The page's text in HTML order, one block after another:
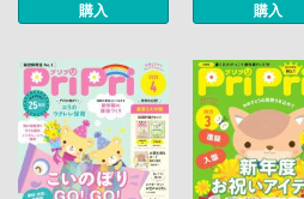
購入 購入